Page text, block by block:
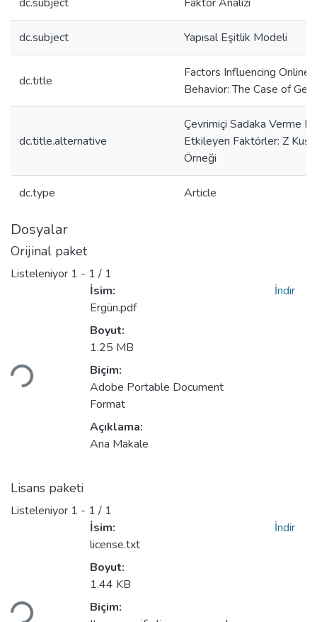
dc.subject Yapısal Eşitlik Modeli
dc.title
Factors Influencing Online
Behavior: The Case of
dc.title.alternative
Çevrimiçi Sadaka Verme
Etkileyen Faktörler: Z
Örneği
dc.type Article
Dosyalar
Orijinal paket
Listeleniyor 1 - 1 / 1
Yükleniyor...
İsim:
Ergün.pdf
Boyut:
1.25 MB
Biçim:
Adobe Portable Document
Format
Açıklama:
Ana Makale
İndir
Lisans paketi
Listeleniyor 1 - 1 / 1
Yükleniyor...
İsim:
license.txt
Boyut:
1.44 KB
Biçim:
İndir